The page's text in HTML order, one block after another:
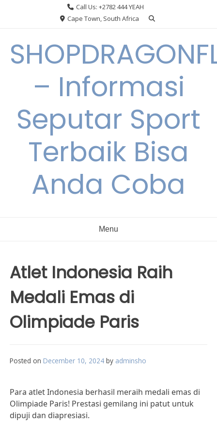
Call Us: +2782 444 YEAH
Cape Town, South Africa
– Informasi
Seputar Sport
Terbaik Bisa
Anda Coba
Menu
Atlet Indonesia Raih
Medali Emas di
Olimpiade Paris
Posted on December 10, 2024 by adminsho
Para atlet Indonesia berhasil meraih medali emas di
Olimpiade Paris! Prestasi gemilang ini patut untuk
dipuji dan diapresiasi.